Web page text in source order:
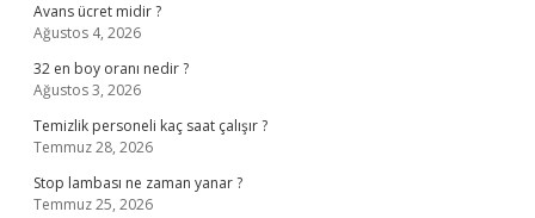
Avans ücret midir ?
Ağustos 4, 2026
32 en boy oranı nedir ?
Ağustos 3, 2026
Temizlik personeli kaç saat çalışır ?
Temmuz 28, 2026
Stop lambası ne zaman yanar ?
Temmuz 25, 2026